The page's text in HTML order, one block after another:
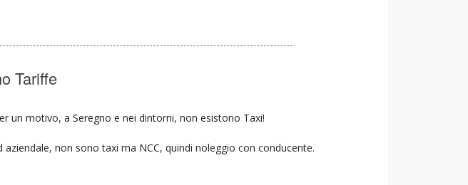
Tariffe
un motivo, a Seregno e nei dintorni, non esistono Taxi!
non sono taxi ma NCC, quindi noleggio con conducente.